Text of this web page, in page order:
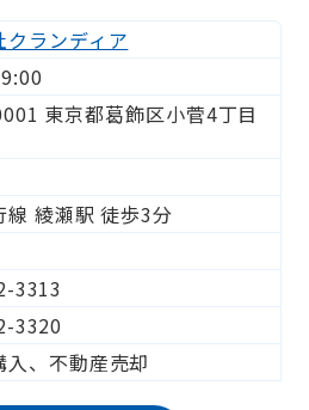
クランディア
東京都葛飾区小菅4丁目
線 綾瀬駅 徒歩3分
3313
3320
入、不動産売却